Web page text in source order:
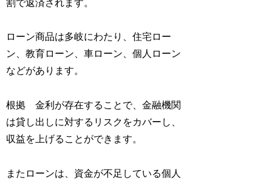
割で返済されます。
ローン商品は多岐にわたり、住宅ロー
ン、教育ローン、車ローン、個人ローン
などがあります。
根拠 金利が存在することで、金融機関
は貸し出しに対するリスクをカバーし、
収益を上げることができます。
またローンは、資金が不足している個人